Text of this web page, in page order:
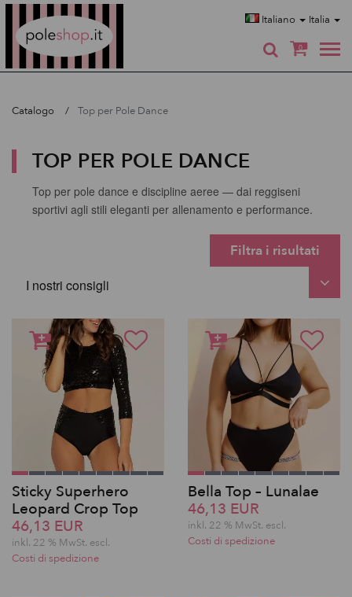
Italiano Italia
0
Catalogo Top per Pole Dance
TOP PER POLE DANCE
Top per pole dance e discipline aeree — dai reggiseni
sportivi agli stili eleganti per allenamento e performance.
Filtra i risultati
Sticky Superhero
Leopard Crop Top
46,13 EUR
inkl. 22 % MwSt. escl.
Costi di spedizione
Bella Top – Lunalae
46,13 EUR
inkl. 22 % MwSt. escl.
Costi di spedizione